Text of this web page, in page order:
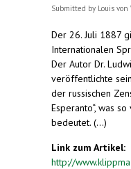
Submitted by Louis von
Der 26. Juli 1887
Internationalen
Der Autor Dr.
veröffentlichte
der russischen
Esperanto“, was
bedeutet. (...)
Link zum Artikel:
http://